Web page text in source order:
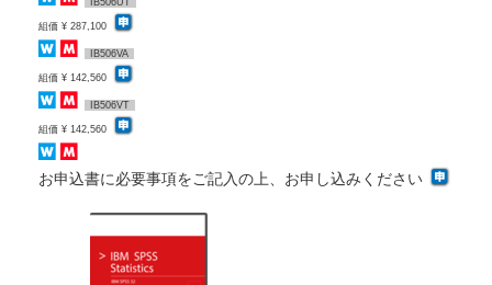
IB506UT
組価 ¥ 287,100
IB506VA
組価 ¥ 142,560
IB506VT
組価 ¥ 142,560
お申込書に必要事項をご記入の上、お申し込みください